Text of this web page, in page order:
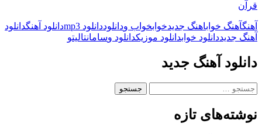
قرآن
آهنگآهنگ خواباهنگ جدیدخوابخواب ودانلوددانلود mp3 دانلود آهنگدانلود
آهنگ جدیددانلود خوابدانلود موزیکدانلود وسامانتالیتو
دانلود آهنگ جدید
جستجو
نوشته‌های تازه